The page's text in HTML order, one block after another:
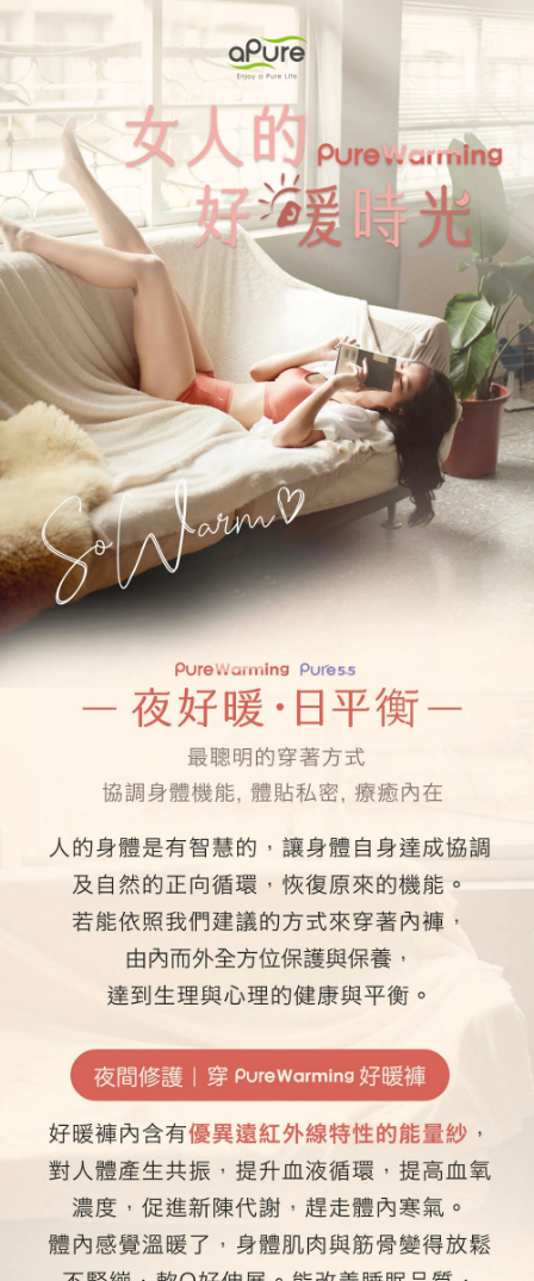
每筆NT$100，滿NT$1,000(含以上)免運費
付款後7-11取貨
每筆NT$100，滿NT$1,000(含以上)免運費
宅配
每筆NT$100，滿NT$1,000(含以上)免運費
香港、澳門順豐速運 查看運費